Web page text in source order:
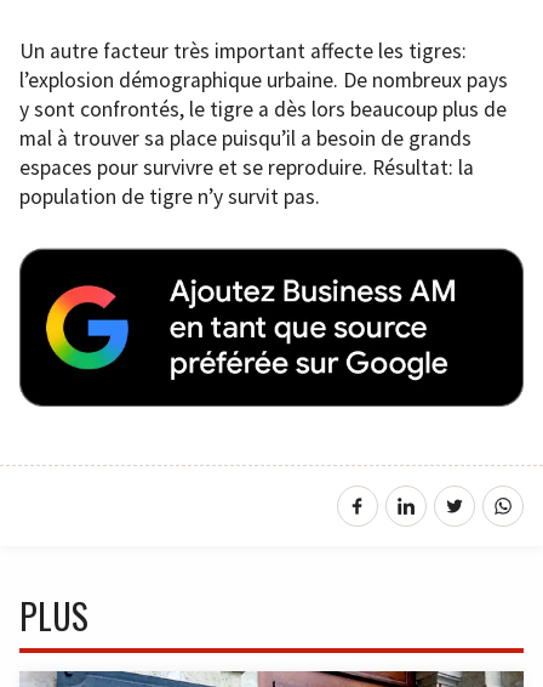
Un autre facteur très important affecte les tigres:
l’explosion démographique urbaine. De nombreux pays
y sont confrontés, le tigre a dès lors beaucoup plus de
mal à trouver sa place puisqu’il a besoin de grands
espaces pour survivre et se reproduire. Résultat: la
population de tigre n’y survit pas.
PLUS